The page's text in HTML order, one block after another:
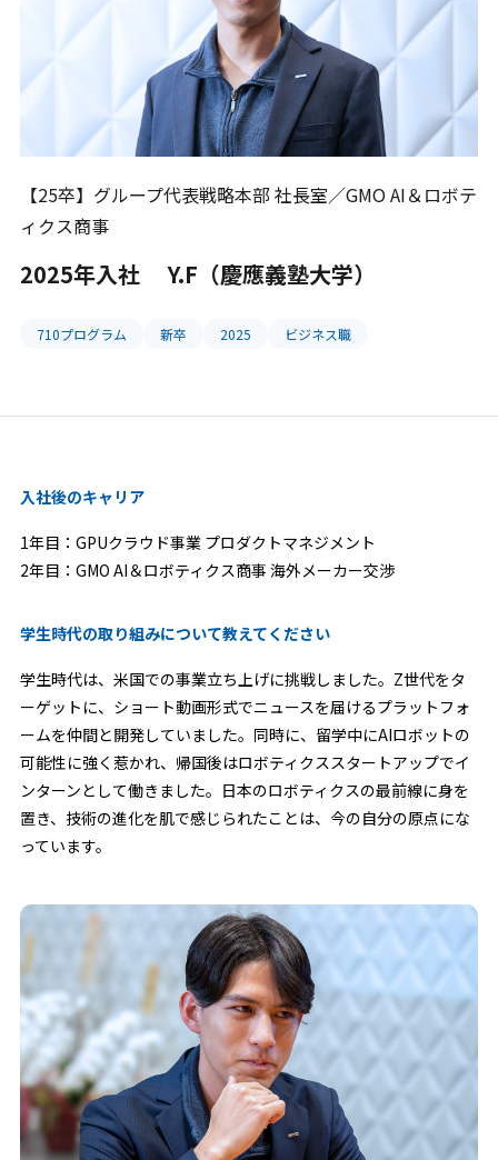
【25卒】グループ代表戦略本部 社長室／GMO AI＆ロボテ
ィクス商事
2025年入社 Y.F（慶應義塾大学）
710プログラム 新卒 2025 ビジネス職
入社後のキャリア
1年目：GPUクラウド事業 プロダクトマネジメント
2年目：GMO AI＆ロボティクス商事 海外メーカー交渉
学生時代の取り組みについて教えてください
学生時代は、米国での事業立ち上げに挑戦しました。Z世代をタ
ーゲットに、ショート動画形式でニュースを届けるプラットフォ
ームを仲間と開発していました。同時に、留学中にAIロボットの
可能性に強く惹かれ、帰国後はロボティクススタートアップでイ
ンターンとして働きました。日本のロボティクスの最前線に身を
置き、技術の進化を肌で感じられたことは、今の自分の原点にな
っています。